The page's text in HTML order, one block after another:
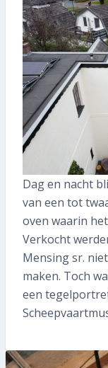
Dag en nacht
van een tot
oven waarin
Verkocht
Mensing sr.
maken. Toch
een